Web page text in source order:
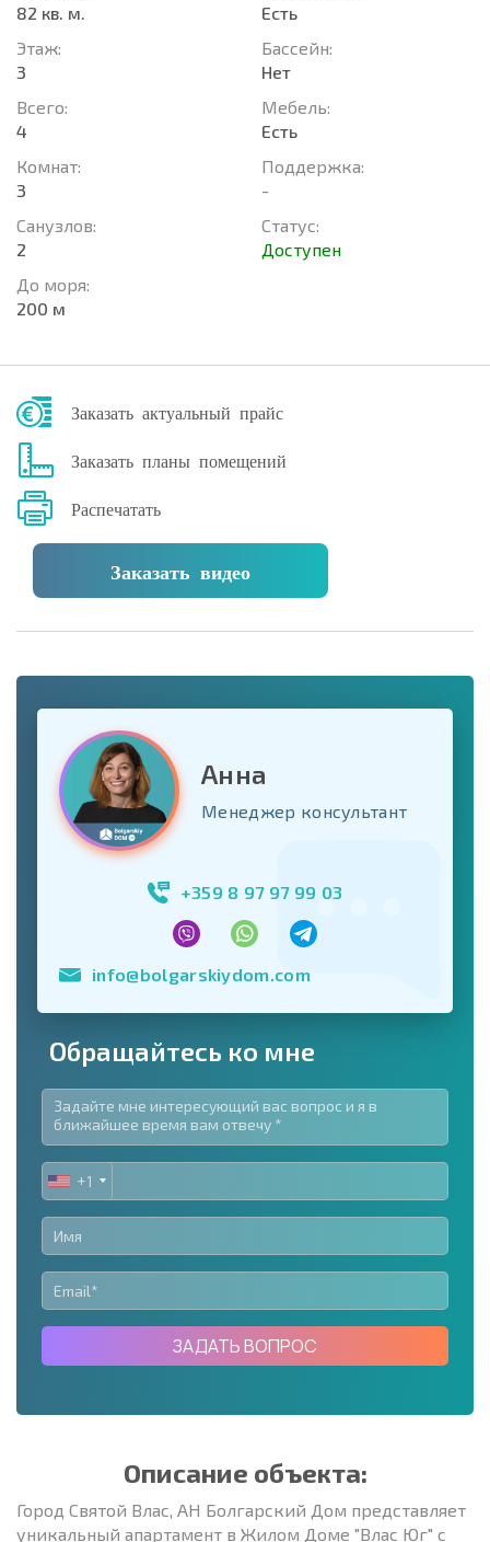
82 кв. м.
Этаж:
3
Всего:
4
Комнат:
3
Санузлов:
2
До моря:
200 м
Есть
Басcейн:
Нет
Мебель:
Есть
Поддержка:
-
Статус:
Доступен
Заказать актуальный прайс
Заказать планы помещений
Распечатать
Заказать видео
Анна
Менеджер консультант
+359 8 97 97 99 03
info@bolgarskiydom.com
Обращайтесь ко мне
UNITED
STATES
+1
+1
ЗАДАТЬ ВОПРОС
Описание объекта:
Город Святой Влас, АН Болгарский Дом представляет
уникальный апартамент в Жилом Доме "Влас Юг" с